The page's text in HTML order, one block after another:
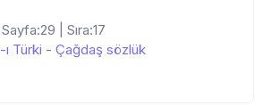
| Sıra:17
Türki - Çağdaş sözlük